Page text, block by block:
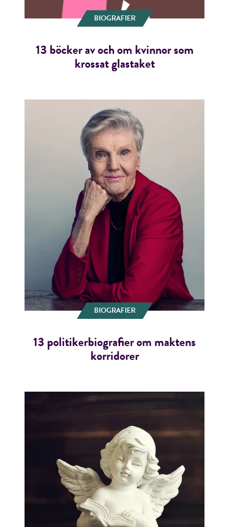
BIOGRAFIER
13 böcker av och om kvinnor som
krossat glastaket
BIOGRAFIER
13 politikerbiografier om maktens
korridorer